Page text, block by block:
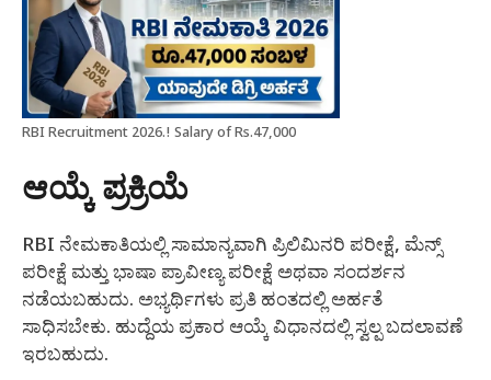
RBI Recruitment 2026.! Salary of Rs.47,000
ಆಯ್ಕೆ ಪ್ರಕ್ರಿಯೆ
RBI ನೇಮಕಾತಿಯಲ್ಲಿ ಸಾಮಾನ್ಯವಾಗಿ ಪ್ರಿಲಿಮಿನರಿ ಪರೀಕ್ಷೆ, ಮೆನ್ಸ್
ಪರೀಕ್ಷೆ ಮತ್ತು ಭಾಷಾ ಪ್ರಾವೀಣ್ಯ ಪರೀಕ್ಷೆ ಅಥವಾ ಸಂದರ್ಶನ
ನಡೆಯಬಹುದು. ಅಭ್ಯರ್ಥಿಗಳು ಪ್ರತಿ ಹಂತದಲ್ಲಿ ಅರ್ಹತೆ
ಸಾಧಿಸಬೇಕು. ಹುದ್ದೆಯ ಪ್ರಕಾರ ಆಯ್ಕೆ ವಿಧಾನದಲ್ಲಿ ಸ್ವಲ್ಪ ಬದಲಾವಣೆ
ಇರಬಹುದು.